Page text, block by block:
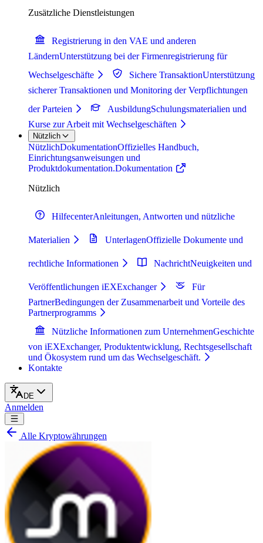
Zusätzliche Dienstleistungen
Registrierung in den VAE und anderen
LändernUnterstützung bei der Firmenregistrierung für
Wechselgeschäfte
Sichere TransaktionUnterstützung
sicherer Transaktionen und Monitoring der Verpflichtungen
der Parteien
AusbildungSchulungsmaterialien und
Kurse zur Arbeit mit Wechselgeschäften
Nützlich
NützlichDokumentationOffizielles Handbuch,
Einrichtungsanweisungen und
Produktdokumentation.Dokumentation
Nützlich
HilfecenterAnleitungen, Antworten und nützliche
Materialien UnterlagenOffizielle Dokumente und
rechtliche Informationen NachrichtNeuigkeiten und
Veröffentlichungen iEXExchanger
Für
PartnerBedingungen der Zusammenarbeit und Vorteile des
Partnerprogramms
Nützliche Informationen zum UnternehmenGeschichte
von iEXExchanger, Produktentwicklung, Rechtsgesellschaft
und Ökosystem rund um das Wechselgeschäft.
Kontakte
DE
Anmelden
Alle Kryptowährungen